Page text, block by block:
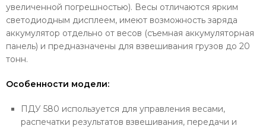
увеличенной погрешностью). Весы отличаются ярким
светодиодным дисплеем, имеют возможность заряда
аккумулятор отдельно от весов (съемная аккумуляторная
панель) и предназначены для взвешивания грузов до 20
тонн.
Особенности модели:
ПДУ 580 используется для управления весами,
распечатки результатов взвешивания, передачи и